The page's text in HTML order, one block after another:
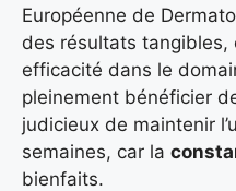
Européenne de
des résultats tangibles,
efficacité dans le
pleinement bénéficier
judicieux de maintenir
semaines, car la
bienfaits.